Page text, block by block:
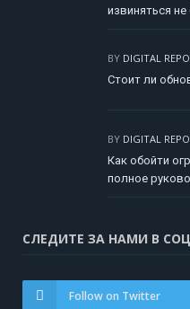
извиняться не
BY DIGITAL
Стоит ли
BY DIGITAL
Как обойти
полное
СЛЕДИТЕ ЗА НАМИ В
Follow on Twitter